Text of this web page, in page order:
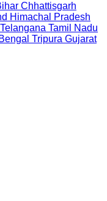
Chhattisgarh
Himachal Pradesh
Telangana Tamil Nadu
Tripura Gujarat